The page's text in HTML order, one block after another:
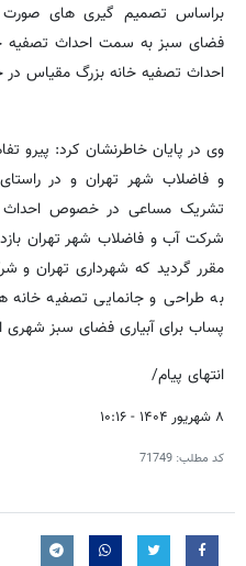
براساس تصمیم گیری های صورت
فضای سبز به سمت احداث تصفیه
احداث تصفیه خانه بزرگ مقیاس
وی در پایان خاطرنشان کرد: پیرو
و فاضلاب شهر تهران و در
تشریک مساعی در خصوص احداث
شرکت آب و فاضلاب شهر تهران
مقرر گردید که شهرداری تهران
به طراحی و جانمایی تصفیه خانه
پساب برای آبیاری فضای سبز شهری
انتهای پیام/
۸ شهریور ۱۴۰۴ - ۱۰:۱۶
کد مطلب: 71749